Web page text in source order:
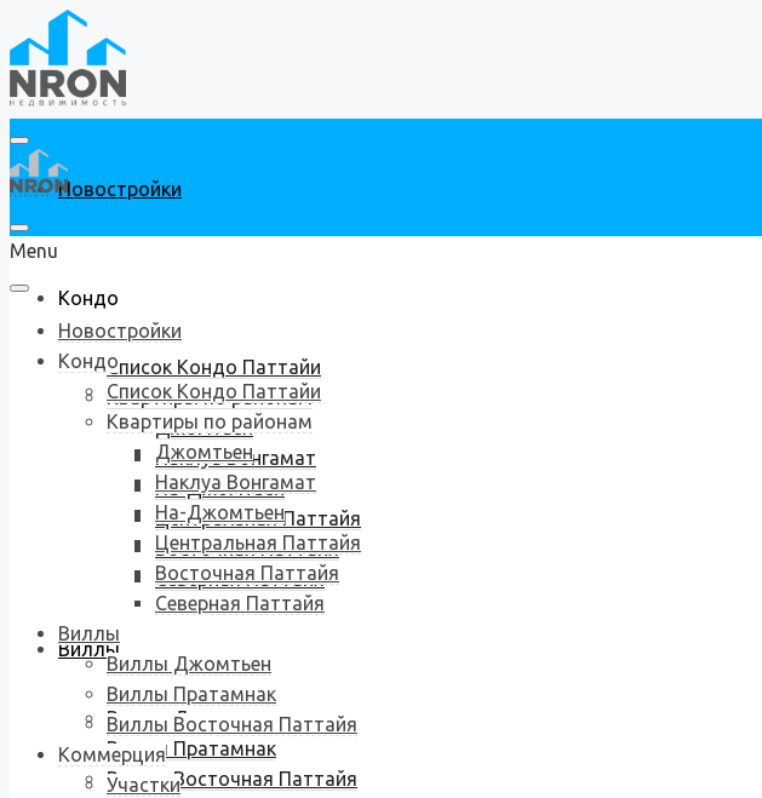
Новостройки
Кондо
Список Кондо Паттайи
Квартиры по районам
Джомтьен
Наклуа Вонгамат
На-Джомтьен
Центральная Паттайя
Восточная Паттайя
Северная Паттайя
Виллы
Виллы Джомтьен
Виллы Пратамнак
Виллы Восточная Паттайя
Menu
Новостройки
Кондо
Список Кондо Паттайи
Квартиры по районам
Джомтьен
Наклуа Вонгамат
На-Джомтьен
Центральная Паттайя
Восточная Паттайя
Северная Паттайя
Виллы
Виллы Джомтьен
Виллы Пратамнак
Виллы Восточная Паттайя
Коммерция
Участки